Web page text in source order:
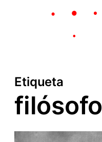
Etiqueta
filósofo